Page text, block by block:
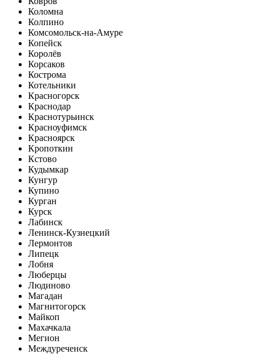
Коломна
Колпино
Комсомольск-на-Амуре
Копейск
Королёв
Корсаков
Кострома
Котельники
Красногорск
Краснодар
Краснотурьинск
Красноуфимск
Красноярск
Кропоткин
Кстово
Кудымкар
Кунгур
Купино
Курган
Курск
Лабинск
Ленинск-Кузнецкий
Лермонтов
Липецк
Лобня
Люберцы
Людиново
Магадан
Магнитогорск
Майкоп
Махачкала
Мегион
Междуреченск